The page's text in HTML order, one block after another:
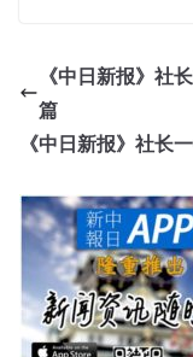
《中日新报》社
篇
《中日新报》社长